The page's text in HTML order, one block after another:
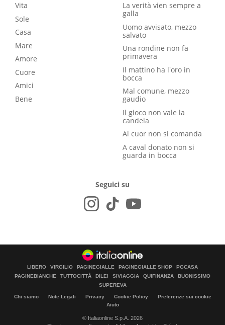
Vita
Sole
Casa
Mare
Amore
Cuore
Amici
Bene
La verità vien sempre a
galla
Uomo avvisato, mezzo
salvato
Una rondine non fa
primavera
Il mattino ha l'oro in
bocca
Mal comune, mezzo
gaudio
Il gioco non vale la
candela
Al cuor non si comanda
A caval donato non si
guarda in bocca
Seguici su
LIBERO VIRGILIO PAGINEGIALLE PAGINEGIALLE SHOP
PGCASA
PAGINEBIANCHE
TUTTOCITTÀ DILEI SIVIAGGIA QUIFINANZA
BUONISSIMO
SUPEREVA
Chi siamo Note Legali Privacy Cookie Policy
Preferenze sui cookie
Aiuto
© Italiaonline S.p.A. 2026